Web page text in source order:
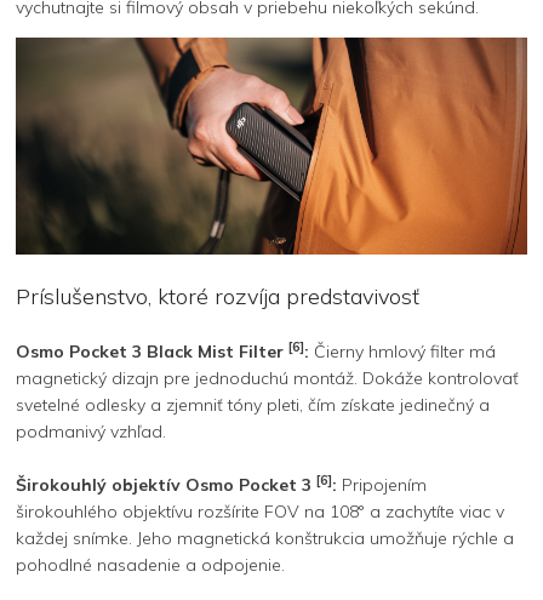
vychutnajte si filmový obsah v priebehu niekoľkých sekúnd.
Príslušenstvo, ktoré rozvíja predstavivosť
Osmo Pocket 3 Black Mist Filter [6]: Čierny hmlový filter má
magnetický dizajn pre jednoduchú montáž. Dokáže kontrolovať
svetelné odlesky a zjemniť tóny pleti, čím získate jedinečný a
podmanivý vzhľad.
Širokouhlý objektív Osmo Pocket 3 [6]: Pripojením
širokouhlého objektívu rozšírite FOV na 108° a zachytíte viac v
každej snímke. Jeho magnetická konštrukcia umožňuje rýchle a
pohodlné nasadenie a odpojenie.